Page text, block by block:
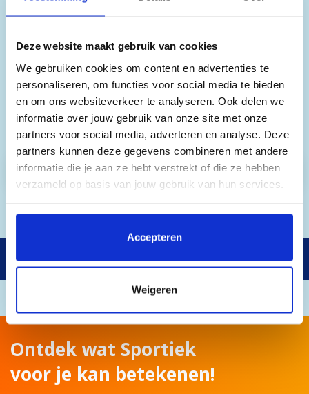
Deze website maakt gebruik van cookies
We gebruiken cookies om content en advertenties te
personaliseren, om functies voor social media te bieden
en om ons websiteverkeer te analyseren. Ook delen we
informatie over jouw gebruik van onze site met onze
partners voor social media, adverteren en analyse. Deze
partners kunnen deze gegevens combineren met andere
informatie die je aan ze hebt verstrekt of die ze hebben
verzameld op basis van jouw gebruik van hun services.
Door op 'Accepteren' te klikken, stem je in met het
plaatsen van alle cookies. Klik op 'Details' voor een
cookies je wilt toestaan. Je kunt je voorkeuren op elk
moment wijzigen of je toestemming intrekken.
Accepteren
Weigeren
Wanneer je bij ons een vakantie boekt, is de
skipas inbegrepen in de prijs. Je kunt deze
boeking toevoegen. Hieronder vind je alle
mogelijkheden. De prijzen kunnen variëren per
aankomstdatum, daarom tonen we hier alleen
vanafprijzen. De exacte prijzen die voor jou
gelden, vind je in stap 1 van het online
boekingsformulier.
Skipassen
Gratis annuleren & omboeken
Ontdek wat Sportiek
voor je kan betekenen!